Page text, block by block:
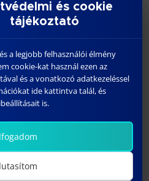
link a teljes
search/slist.php?
és cookie
tájékoztató
a legjobb felhasználói élmény
cookie-kat használ ezen az
és a vonatkozó adatkezeléssel
ide kattintva talál, és
is.